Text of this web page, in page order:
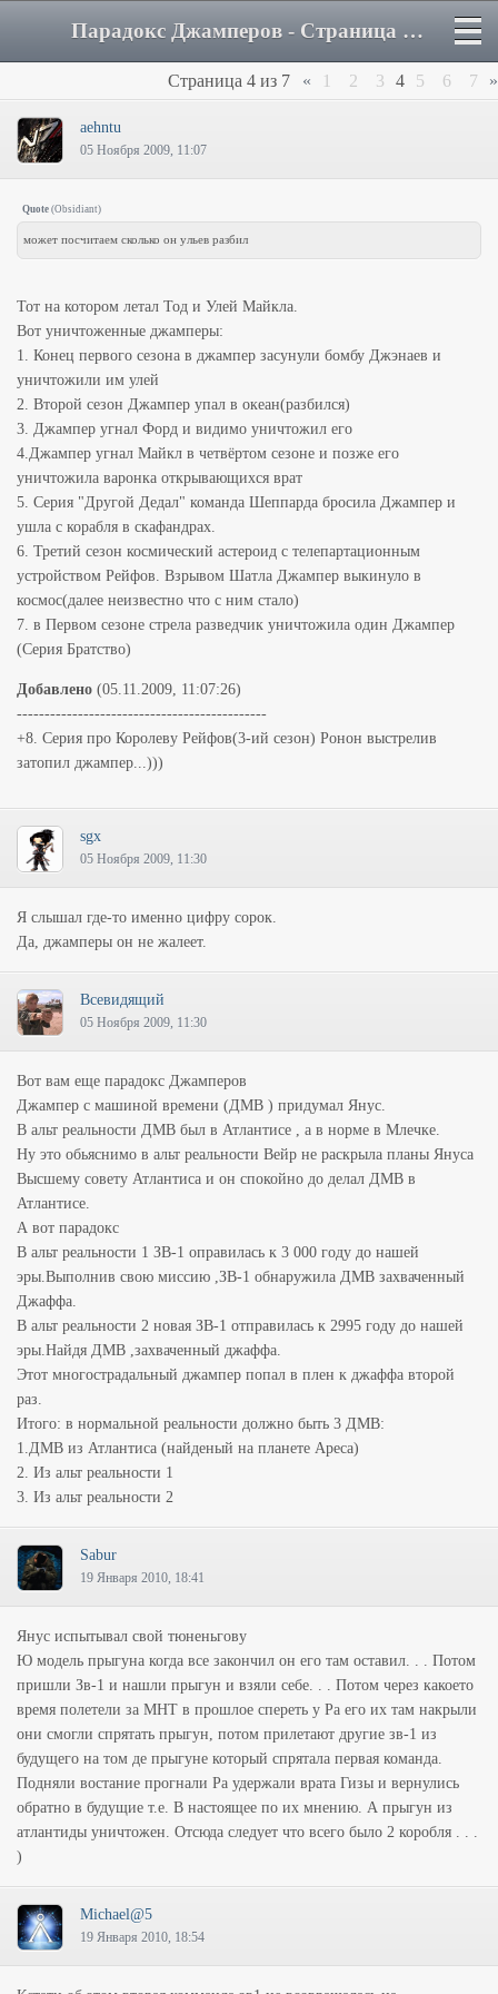
Парадокс Джамперов - Страница 4 - Форум
Страница 4 из 7 « 1 2 3 4 5 6 7 »
aehntu
05 Ноября 2009, 11:07
Quote (Obsidiant)
может посчитаем сколько он ульев разбил
Тот на котором летал Тод и Улей Майкла.
Вот уничтоженные джамперы:
1. Конец первого сезона в джампер засунули бомбу Джэнаев и
уничтожили им улей
2. Второй сезон Джампер упал в океан(разбился)
3. Джампер угнал Форд и видимо уничтожил его
4.Джампер угнал Майкл в четвёртом сезоне и позже его
уничтожила варонка открывающихся врат
5. Серия "Другой Дедал" команда Шеппарда бросила Джампер и
ушла с корабля в скафандрах.
6. Третий сезон космический астероид с телепартационным
устройством Рейфов. Взрывом Шатла Джампер выкинуло в
космос(далее неизвестно что с ним стало)
7. в Первом сезоне стрела разведчик уничтожила один Джампер
(Серия Братство)
Добавлено (05.11.2009, 11:07:26)
---------------------------------------------
+8. Серия про Королеву Рейфов(3-ий сезон) Ронон выстрелив
затопил джампер...)))
sgx
05 Ноября 2009, 11:30
Я слышал где-то именно цифру сорок.
Да, джамперы он не жалеет.
Всевидящий
05 Ноября 2009, 11:30
Вот вам еще парадокс Джамперов
Джампер с машиной времени (ДМВ ) придумал Янус.
В альт реальности ДМВ был в Атлантисе , а в норме в Млечке.
Ну это обьяснимо в альт реальности Вейр не раскрыла планы Януса
Высшему совету Атлантиса и он спокойно до делал ДМВ в
Атлантисе.
А вот парадокс
В альт реальности 1 ЗВ-1 оправилась к 3 000 году до нашей
эры.Выполнив свою миссию ,ЗВ-1 обнаружила ДМВ захваченный
Джаффа.
В альт реальности 2 новая ЗВ-1 отправилась к 2995 году до нашей
эры.Найдя ДМВ ,захваченный джаффа.
Этот многострадальный джампер попал в плен к джаффа второй
раз.
Итого: в нормальной реальности должно быть 3 ДМВ:
1.ДМВ из Атлантиса (найденый на планете Ареса)
2. Из альт реальности 1
3. Из альт реальности 2
Sabur
19 Января 2010, 18:41
Янус испытывал свой тюненьгову
Ю модель прыгуна когда все закончил он его там оставил. . . Потом
пришли Зв-1 и нашли прыгун и взяли себе. . . Потом через какоето
время полетели за МНТ в прошлое спереть у Ра его их там накрыли
они смогли спрятать прыгун, потом прилетают другие зв-1 из
будущего на том де прыгуне который спрятала первая команда.
Подняли востание прогнали Ра удержали врата Гизы и вернулись
обратно в будущие т.е. В настоящее по их мнению. А прыгун из
атлантиды уничтожен. Отсюда следует что всего было 2 коробля . . .
)
Michael@5
19 Января 2010, 18:54